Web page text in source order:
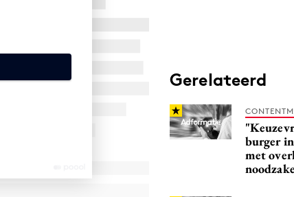
Gerelateerd
burger
met